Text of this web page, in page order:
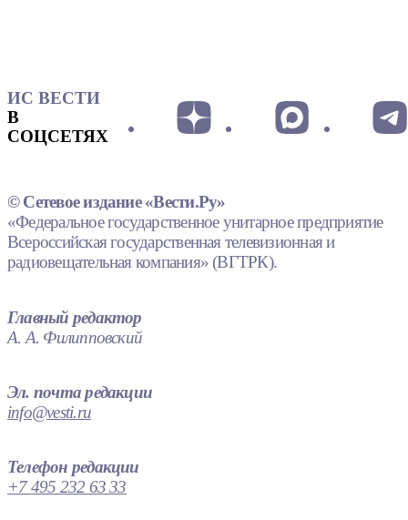
ИС ВЕСТИ
В
СОЦСЕТЯХ
© Сетевое издание «Вести.Ру»
«Федеральное государственное унитарное предприятие
Всероссийская государственная телевизионная и
радиовещательная компания» (ВГТРК).
Главный редактор
А. А. Филипповский
Эл. почта редакции
info@vesti.ru
Телефон редакции
+7 495 232 63 33